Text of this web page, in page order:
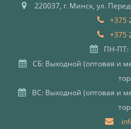
220037, г. Минск, ул.
+375
+375
ПН-ПТ:
СБ: Выходной (оптовая и
ВС: Выходной (оптовая и